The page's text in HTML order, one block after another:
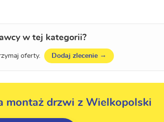
w tej kategorii?
oferty. Dodaj zlecenie →
montaż drzwi z Wielkopolski